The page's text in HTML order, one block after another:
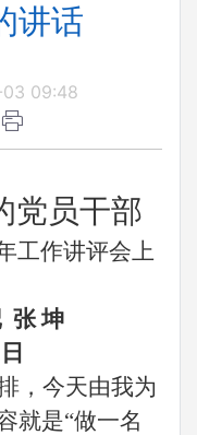
讲话
09:48
党员干部
工作讲评会上
张 坤
，今天由我为
就是“做一名